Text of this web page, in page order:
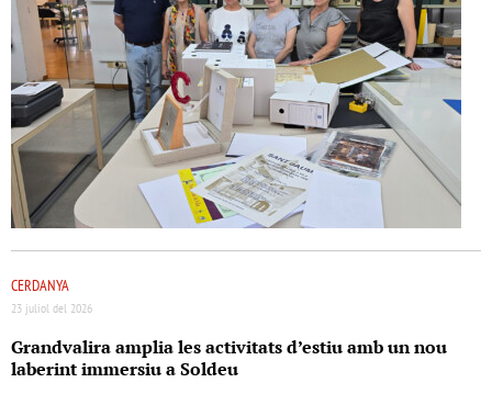
CERDANYA
23 juliol del 2026
Grandvalira amplia les activitats d’estiu amb un nou
laberint immersiu a Soldeu